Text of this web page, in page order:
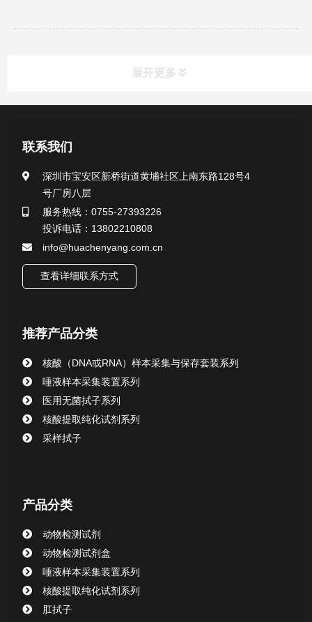
展开更多
行业新闻
联系我们
深圳市宝安区新桥街道黄埔社区上南东路128号4
号厂房八层
服务热线：0755-27393226
投诉电话：13802210808
info@huachenyang.com.cn
查看详细联系方式
推荐产品分类
核酸（DNA或RNA）样本采集与保存套装系列
唾液样本采集装置系列
医用无菌拭子系列
核酸提取纯化试剂系列
采样拭子
产品分类
动物检测试剂
动物检测试剂盒
唾液样本采集装置系列
核酸提取纯化试剂系列
肛拭子